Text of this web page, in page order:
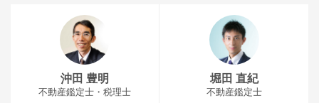
沖田 豊明
不動産鑑定士・税理士
堀田 直紀
不動産鑑定士